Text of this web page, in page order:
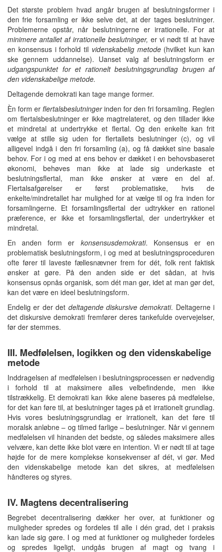
Det største problem hvad angår brugen af beslutningsformer i
den frie forsamling er ikke selve det, at der tages beslutninger.
Problemerne opstår, når beslutningerne er irrationelle. For at
minimere antallet af irrationelle beslutninger, er vi nødt til at have
en konsensus i forhold til videnskabelig metode(hvilket kun kan
ske gennem uddannelse). Uanset valg af beslutningsform er
udgangspunktet for et rationelt beslutningsgrundlag brugen af
den videnskabelige metode.
Deltagende demokrati kan tage mange former.
Èn form er flertalsbeslutningerinden for den fri forsamling. Reglen
om flertalsbeslutninger er ikke magtrelateret, og den tillader ikke
et mindretal at undertrykke et flertal. Og den enkelte kan frit
vælge at stille sig uden for flertallets beslutninger (c), og vil
alligevel indgå i den fri forsamling (a), og få dækket sine basale
behov. For i og med at ens behov er dækket i en behovsbaseret
økonomi, behøves man ikke at lade sig underkaste et
beslutningsflertal, man ikke ønsker at være en del af.
Flertalsafgørelser er først problematiske, hvis de
enkelte/mindretallet har mulighed for at vælge til og fra inden for
forsamlingerne. Et forsamlingsflertal der udtrykker en rationel
præference, er ikke et forsamlingsflertal, der undertrykker et
mindretal.
En anden form er konsensusdemokrati. Konsensus er en
problematisk beslutningsform, i og med at beslutningsproceduren
ofte fører til laveste fællesnævner frem for dét, folk rent faktisk
ønsker at gøre. På den anden side er det sådan, at hvis
konsensus opnås organisk, som dét man gør, idet at man gør det,
kan det være en ideel beslutningsform.
Endelig er der det deltagende diskursive demokrati. Deltagerne i
det diskursive demokrati fremfører deres tankefulde overvejelser,
før der stemmes.
III. Medfølelsen, logikken og den videnskabelige
metode
Inddragelsen af medfølelsen i beslutningsprocessen er nødvendig
i forhold til at maksimere alles velbefindende, men ikke
tilstrækkelig. Et demokrati kan ikke alene baseres på medfølelse,
for det kan føre til, at beslutninger tages på et irrationelt grundlag.
Hvis vores beslutningsgrundlag er irrationelt, kan det føre til
moralsk anløbne – og tilmed farlige – beslutninger. Når vi gennem
medfølelsen vil hinanden det bedste, og således maksimere alles
velvære, kan dette ikke blot være en intention. Vi er nødt til at tage
højde for de mere komplekse konsekvenser af dét, vi gør. Med
den videnskabelige metode kan det sikres, at medfølelsen
håndteres og styres.
IV. Magtens decentralisering
Begrebet decentralisering dækker her over, at funktioner og
muligheder spredes og fordeles til alle i dén grad, det i praksis
kan lade sig gøre. I og med at funktioner og muligheder fordeles
og spredes ligeligt, undgås brugen af magt og tvang i